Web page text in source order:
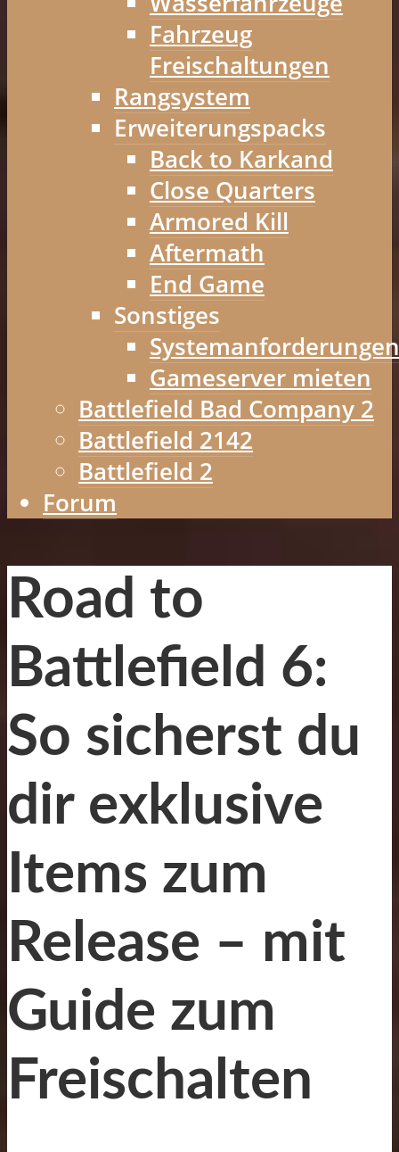
Fahrzeug
Freischaltungen
Rangsystem
Erweiterungspacks
Back to Karkand
Close Quarters
Armored Kill
Aftermath
End Game
Sonstiges
Systemanforderungen
Gameserver mieten
Battlefield Bad Company 2
Battlefield 2142
Battlefield 2
Forum
Road to
Battlefield 6:
So sicherst du
dir exklusive
Items zum
Release – mit
Guide zum
Freischalten